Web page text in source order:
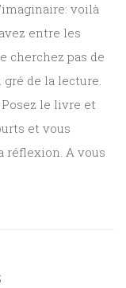
voilà
entre les
cherchez pas de
de la lecture.
Posez le livre et
et vous
réflexion. A vous